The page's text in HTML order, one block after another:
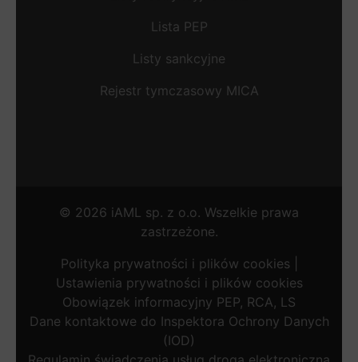
Lista PEP
Listy sankcyjne
Rejestr tymczasowy MICA
© 2026 iAML sp. z o.o. Wszelkie prawa
zastrzeżone.
Polityka prywatności i plików cookies
Ustawienia prywatności i plików cookies
Obowiązek informacyjny PEP, RCA, LS
Dane kontaktowe do Inspektora Ochrony Danych
(IOD)